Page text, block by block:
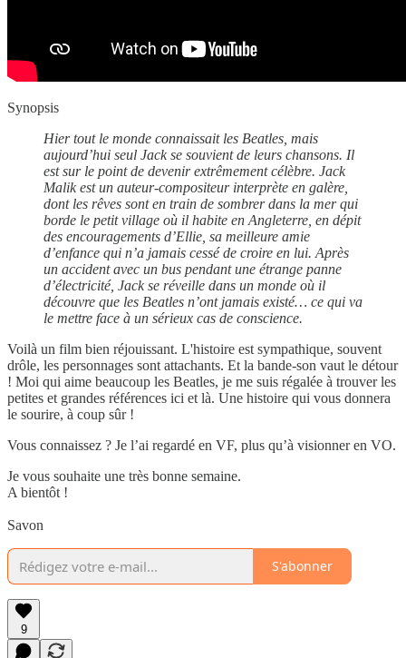
Synopsis
Hier tout le monde connaissait les Beatles, mais
aujourd’hui seul Jack se souvient de leurs chansons. Il
est sur le point de devenir extrêmement célèbre. Jack
Malik est un auteur-compositeur interprète en galère,
dont les rêves sont en train de sombrer dans la mer qui
borde le petit village où il habite en Angleterre, en dépit
des encouragements d’Ellie, sa meilleure amie
d’enfance qui n’a jamais cessé de croire en lui. Après
un accident avec un bus pendant une étrange panne
d’électricité, Jack se réveille dans un monde où il
découvre que les Beatles n’ont jamais existé… ce qui va
le mettre face à un sérieux cas de conscience.
Voilà un film bien réjouissant. L'histoire est sympathique, souvent
drôle, les personnages sont attachants. Et la bande-son vaut le détour
! Moi qui aime beaucoup les Beatles, je me suis régalée à trouver les
petites et grandes références ici et là. Une histoire qui vous donnera
le sourire, à coup sûr !
Vous connaissez ? Je l’ai regardé en VF, plus qu’à visionner en VO.
Je vous souhaite une très bonne semaine.
A bientôt !
Savon
S'abonner
9